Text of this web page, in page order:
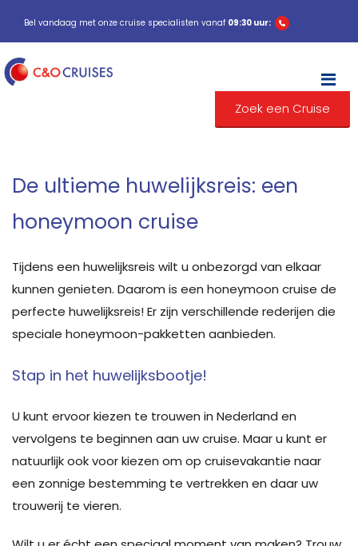
Bel vandaag met onze cruise specialisten vanaf 09:30 uur:
Zoek een Cruise
De ultieme huwelijksreis: een
honeymoon cruise
Tijdens een huwelijksreis wilt u onbezorgd van elkaar
kunnen genieten. Daarom is een honeymoon cruise de
perfecte huwelijksreis! Er zijn verschillende rederijen die
speciale honeymoon-pakketten aanbieden.
Stap in het huwelijksbootje!
U kunt ervoor kiezen te trouwen in Nederland en
vervolgens te beginnen aan uw cruise. Maar u kunt er
natuurlijk ook voor kiezen om op cruisevakantie naar
een zonnige bestemming te vertrekken en daar uw
trouwerij te vieren.